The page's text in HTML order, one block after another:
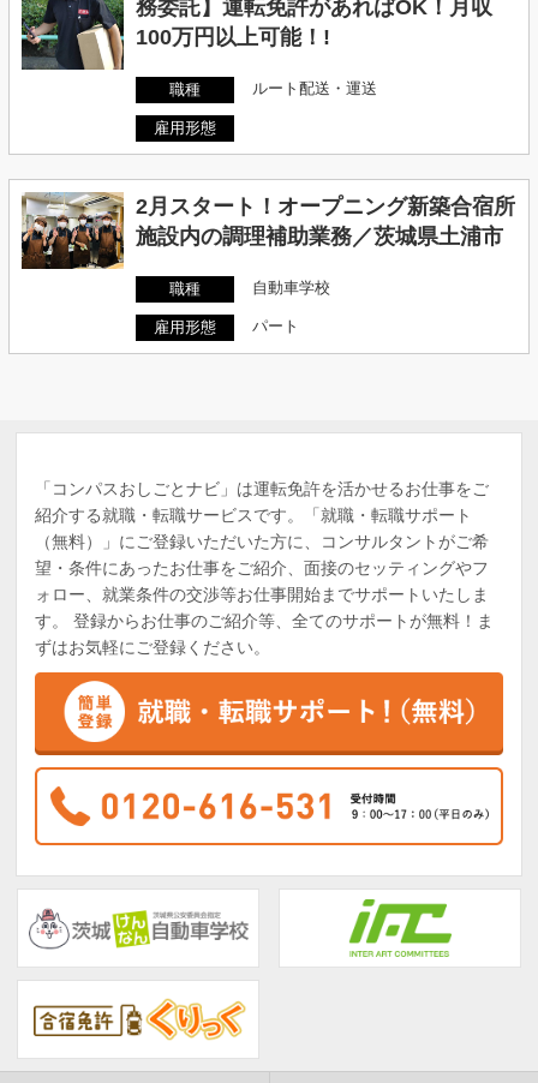
務委託】運転免許があればOK！月収
100万円以上可能！!
職種 ルート配送・運送
雇用形態
2月スタート！オープニング新築合宿所
施設内の調理補助業務／茨城県土浦市
職種 自動車学校
雇用形態 パート
「コンパスおしごとナビ」は運転免許を活かせるお仕事をご
紹介する就職・転職サービスです。「就職・転職サポート
（無料）」にご登録いただいた方に、コンサルタントがご希
望・条件にあったお仕事をご紹介、面接のセッティングやフ
ォロー、就業条件の交渉等お仕事開始までサポートいたしま
す。 登録からお仕事のご紹介等、全てのサポートが無料！ま
ずはお気軽にご登録ください。